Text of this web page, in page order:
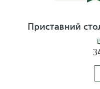
Приставний